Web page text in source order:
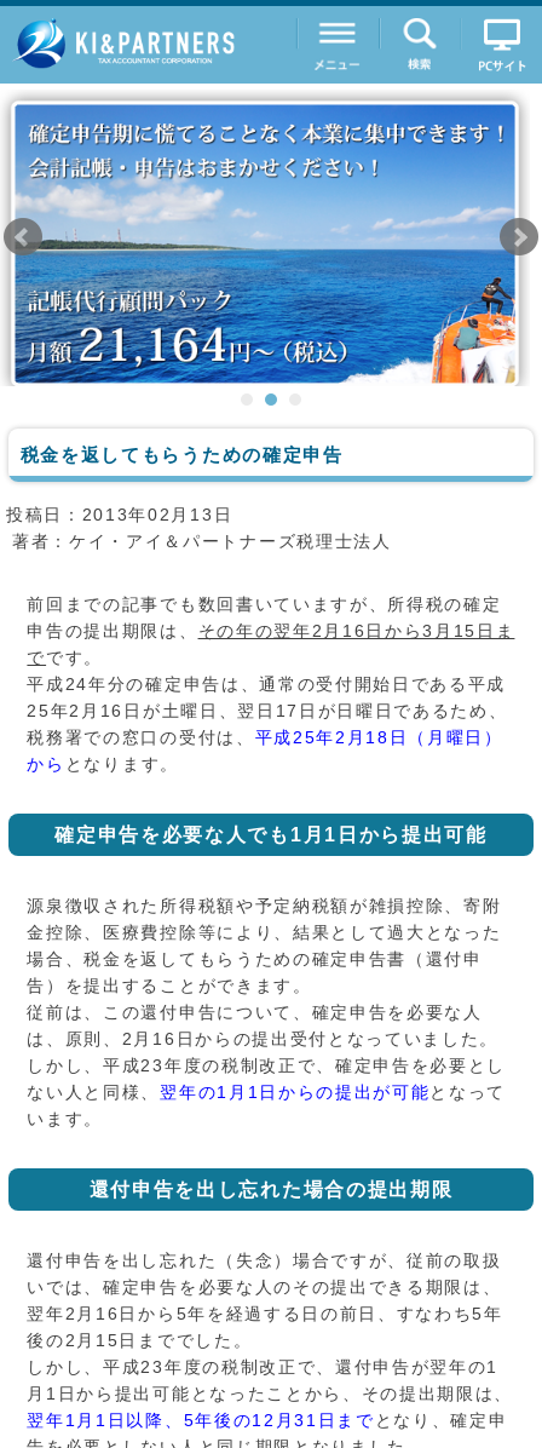
税金を返してもらうための確定申告
投稿日：2013年02月13日
著者：ケイ・アイ＆パートナーズ税理士法人
前回までの記事でも数回書いていますが、所得税の確定
申告の提出期限は、 その年の翌年2月16日から3月15日ま
でです。
平成24年分の確定申告は、通常の受付開始日である平成
25年2月16日が土曜日、翌日17日が日曜日であるため、
税務署での窓口の受付は、 平成25年2月18日（月曜日）
から となります。
確定申告を必要な人でも1月1日から提出可能
源泉徴収された所得税額や予定納税額が雑損控除、寄附
金控除、医療費控除等により、結果として過大となった
場合、税金を返してもらうための確定申告書（還付申
告）を提出することができます。
従前は、この還付申告について、確定申告を必要な人
は、原則、2月16日からの提出受付となっていました。
しかし、平成23年度の税制改正で、確定申告を必要とし
ない人と同様、翌年の1月1日からの提出が可能となって
います。
還付申告を出し忘れた場合の提出期限
還付申告を出し忘れた（失念）場合ですが、従前の取扱
いでは、確定申告を必要な人のその提出できる期限は、
翌年2月16日から5年を経過する日の前日、すなわち5年
後の2月15日まででした。
しかし、平成23年度の税制改正で、還付申告が翌年の1
月1日から提出可能となったことから、その提出期限は、
翌年1月1日以降、5年後の12月31日まで となり、確定申